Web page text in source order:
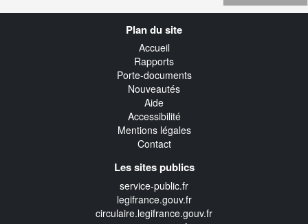
Plan du site
Accueil
Rapports
Porte-documents
Nouveautés
Aide
Accessibilité
Mentions légales
Contact
Les sites publics
service-public.fr
legifrance.gouv.fr
circulaire.legifrance.gouv.fr